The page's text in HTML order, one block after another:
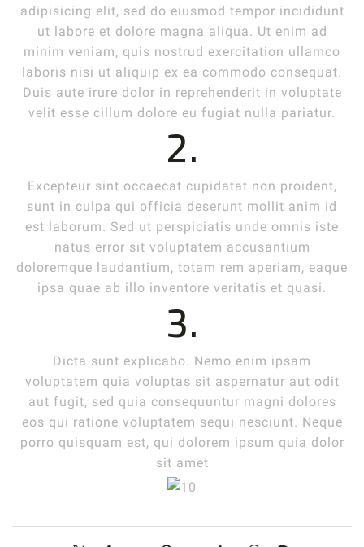
adipisicing elit, sed do eiusmod tempor incididunt
ut labore et dolore magna aliqua. Ut enim ad
minim veniam, quis nostrud exercitation ullamco
laboris nisi ut aliquip ex ea commodo consequat.
Duis aute irure dolor in reprehenderit in voluptate
velit esse cillum dolore eu fugiat nulla pariatur.
2.
Excepteur sint occaecat cupidatat non proident,
sunt in culpa qui officia deserunt mollit anim id
est laborum. Sed ut perspiciatis unde omnis iste
natus error sit voluptatem accusantium
doloremque laudantium, totam rem aperiam, eaque
ipsa quae ab illo inventore veritatis et quasi.
3.
Dicta sunt explicabo. Nemo enim ipsam
voluptatem quia voluptas sit aspernatur aut odit
aut fugit, sed quia consequuntur magni dolores
eos qui ratione voluptatem sequi nesciunt. Neque
porro quisquam est, qui dolorem ipsum quia dolor
sit amet